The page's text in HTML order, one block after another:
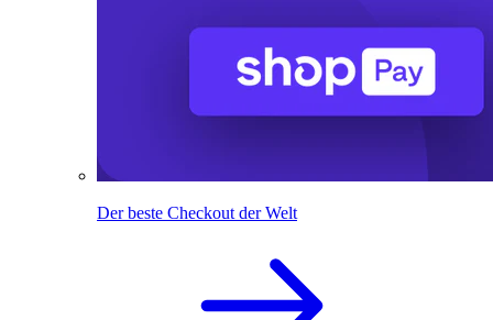
Der beste Checkout der Welt